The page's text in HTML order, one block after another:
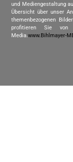
und Mediengestaltung
Übersicht über unser
themenbezogenen
profitieren Sie von
Media.www.Bihlmayer-